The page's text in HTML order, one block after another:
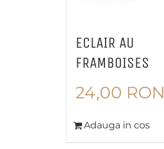
ECLAIR AU
FRAMBOISES
24,00 RON
Adauga in cos